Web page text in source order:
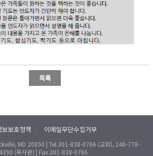
보호정책 l 이메일무단수집거부
MD 20850 | Tel.301-838-0766 (교회), 240-778-
4390 (목사관) | Fax.301-838-0766